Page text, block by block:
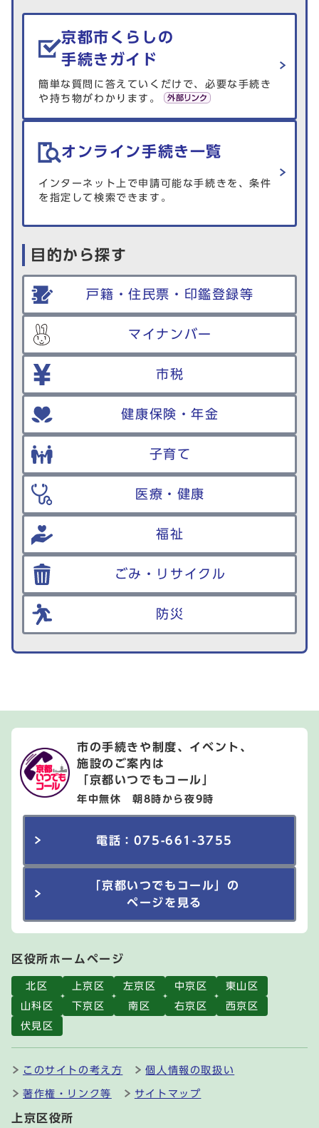
生活情報を探す
京都市くらしの
手続きガイド
簡単な質問に答えていくだけで、必要な手続き
や持ち物がわかります。
オンライン手続き一覧
インターネット上で申請可能な手続きを、条件
を指定して検索できます。
目的から探す
戸籍・住民票・印鑑登録等
マイナンバー
市税
健康保険・年金
子育て
医療・健康
福祉
ごみ・リサイクル
防災
市の手続きや制度、イベント、
施設のご案内は
「京都いつでもコール」
年中無休 朝8時から夜9時
電話：075-661-3755
「京都いつでもコール」の
ページを見る
区役所ホームページ
北区 上京区 左京区 中京区
東山区
山科区
下京区 南区 右京区
西京区
伏見区
このサイトの考え方 個人情報の取扱い
著作権・リンク等 サイトマップ
上京区役所